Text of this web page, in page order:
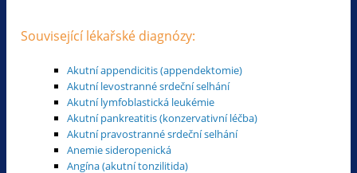
Související lékařské diagnózy:
Akutní appendicitis (appendektomie)
Akutní levostranné srdeční selhání
Akutní lymfoblastická leukémie
Akutní pankreatitis (konzervativní léčba)
Akutní pravostranné srdeční selhání
Anemie sideropenická
Angína (akutní tonzilitida)